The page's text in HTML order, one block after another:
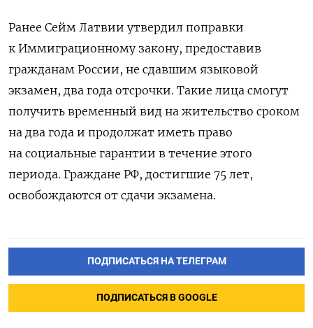
Ранее Сейм Латвии утвердил поправки
к Иммиграционному закону, предоставив
гражданам России, не сдавшим языковой
экзамен, два года отсрочки. Такие лица смогут
получить временный вид на жительство сроком
на два года и продолжат иметь право
на социальные гарантии в течение этого
периода. Граждане РФ, достигшие 75 лет,
освобождаются от сдачи экзамена.
ПОДПИСАТЬСЯ НА ТЕЛЕГРАМ
ПОДПИСАТЬСЯ В GOOGLE